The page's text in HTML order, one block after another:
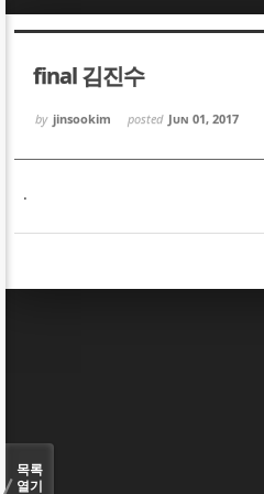
final 김진수
by jinsookim posted Jun 01, 2017
.
목록
열기
Sketchbook5, 스
Sketchbook5,
Sketchbook5, 스
Sketchbook5,